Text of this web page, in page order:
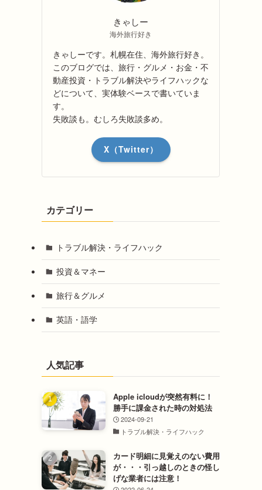
きゃしー
海外旅行好き
きゃしーです。札幌在住、海外旅行好き。
このブログでは、旅行・グルメ・お金・不
動産投資・トラブル解決やライフハックな
どについて、実体験ベースで書いていま
す。
失敗談も。むしろ失敗談多め。
X（Twitter）
カテゴリー
トラブル解決・ライフハック
投資＆マネー
旅行＆グルメ
英語・語学
人気記事
Apple icloudが突然有料に！
勝手に課金された時の対処法
2024-09-21
トラブル解決・ライフハック
カード明細に見覚えのない費用
が・・・引っ越しのときの怪し
げな業者には注意！